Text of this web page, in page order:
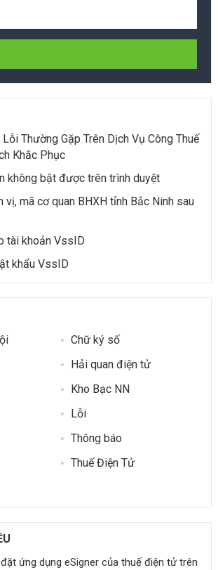
Thường Gặp Trên Dịch Vụ Công Thuế
Khắc Phục
không bật được trên trình duyệt
vị, mã cơ quan BHXH tỉnh Bắc Ninh sau
tài khoản VssID
khẩu VssID
Chữ ký số
Hải quan điện tử
Kho Bạc NN
Lỗi
Thông báo
Thuế Điện Tử
ứng dụng eSigner của thuế điện tử trên